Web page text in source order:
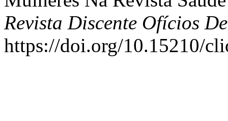
Revista Discente Ofícios
https://doi.org/10.15210/